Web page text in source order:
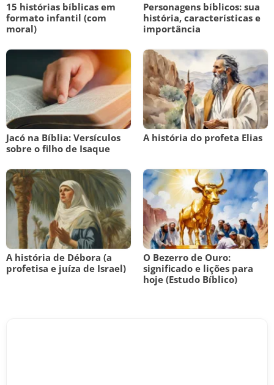
15 histórias bíblicas em
formato infantil (com
moral)
Personagens bíblicos: sua
história, características e
importância
Jacó na Bíblia: Versículos
sobre o filho de Isaque
A história do profeta Elias
A história de Débora (a
profetisa e juíza de Israel)
O Bezerro de Ouro:
significado e lições para
hoje (Estudo Bíblico)